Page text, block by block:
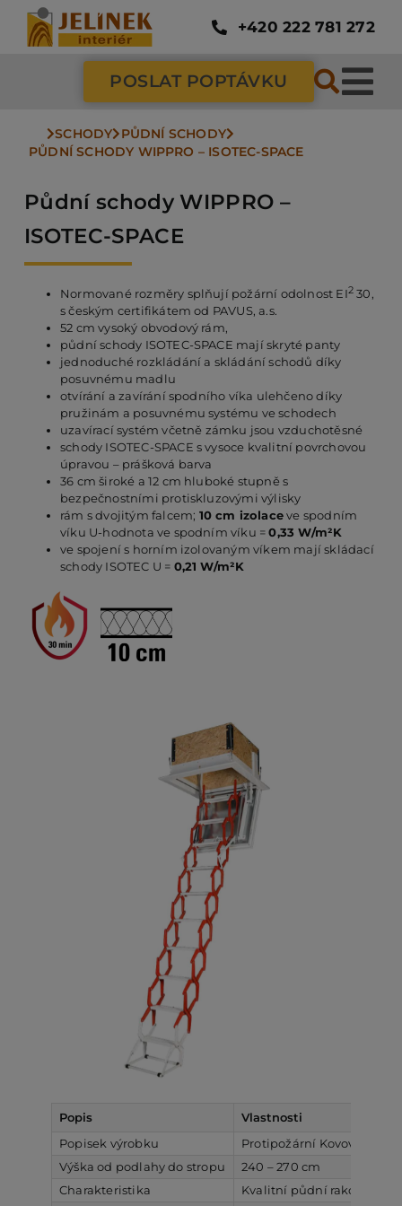
Přeskočit
obsah
+420 222 781 272
POSLAT POPTÁVKU
SCHODY PŮDNÍ SCHODY
PŮDNÍ SCHODY WIPPRO – ISOTEC-SPACE
Půdní schody WIPPRO –
ISOTEC-SPACE
Normované rozměry splňují požární odolnost EI230,
s českým certifikátem od PAVUS, a.s.
52 cm vysoký obvodový rám,
půdní schody ISOTEC-SPACE mají skryté panty
jednoduché rozkládání a skládání schodů díky
posuvnému madlu
otvírání a zavírání spodního víka ulehčeno díky
pružinám a posuvnému systému ve schodech
uzavírací systém včetně zámku jsou vzduchotěsné
schody ISOTEC-SPACE s vysoce kvalitní povrchovou
úpravou – prášková barva
36 cm široké a 12 cm hluboké stupně s
bezpečnostními protiskluzovými výlisky
rám s dvojitým falcem; 10 cm izolaceve spodním
víku U-hodnota ve spodním víku =0,33 W/m²K
ve spojení s horním izolovaným víkem mají skládací
schody ISOTEC U = 0,21 W/m²K
Popis
Vlastnosti
Popisek výrobku
Protipožární Kovové
Výška od podlahy do stropu
240 – 270 cm
Charakteristika
Kvalitní půdní rakouské